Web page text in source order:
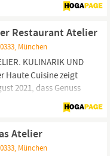
eleganten
Aromen und
Restaurant Atelier
München
KULINARIK UND
Haute Cuisine zeigt
2021, dass Genuss
seiner puristischen,
asiatische
Hochgenuss eine
Atelier
München